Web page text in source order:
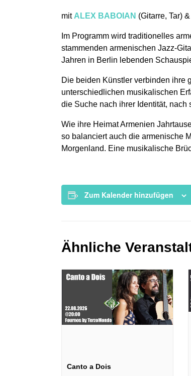
mit ALEX BABOIAN (Gitarre, Tar) &
Im Programm wird traditionelles
stammenden armenischen Jazz-
Jahren in Berlin lebenden
Die beiden Künstler verbinden ihre
unterschiedlichen musikalischen
die Suche nach ihrer Identität, nach
Wie ihre Heimat Armenien
so balanciert auch die armenische
Morgenland. Eine musikalische
Zum Kalender hinzufügen
Ähnliche
Canto a Dois